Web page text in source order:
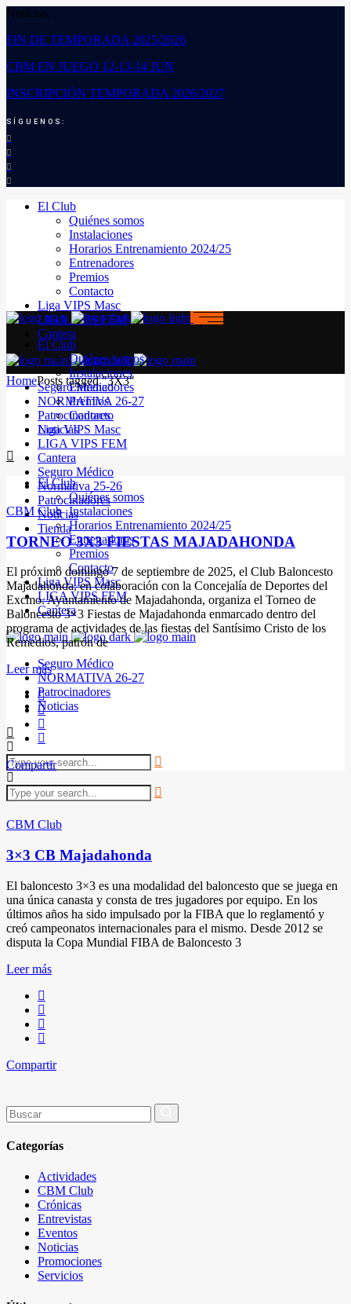
Noticias:
FIN DE TEMPORADA 2025/2026
CBM EN JUEGO 12-13-14 JUN
INSCRIPCIÓN TEMPORADA 2026/2027
SÍGUENOS:
El Club
Quiénes somos
Instalaciones
Horarios Entrenamiento 2024/25
Entrenadores
Premios
Contacto
Liga VIPS Masc
LIGA VIPS FEM
Cantera
Seguro Médico
NORMATIVA 26-27
Patrocinadores
Noticias
El Club
Quiénes somos
Instalaciones
Horarios Entrenamiento 2024/25
Entrenadores
Premios
Contacto
Liga VIPS Masc
LIGA VIPS FEM
Cantera
Seguro Médico
NORMATIVA 26-27
Patrocinadores
Noticias
El Club
Quiénes somos
Instalaciones
Entrenadores
Premios
Contacto
Liga VIPS Masc
LIGA VIPS FEM
Cantera
Seguro Médico
Normativa 25-26
Patrocinadores
Noticias
Tienda
HomePosts tagged "3X3"
CBM Club
TORNEO 3X3 FIESTAS MAJADAHONDA
El próximo domingo 7 de septiembre de 2025, el Club Baloncesto
Majadahonda, en colaboración con la Concejalía de Deportes del
Excmo. Ayuntamiento de Majadahonda, organiza el Torneo de
Baloncesto 3×3 Fiestas de Majadahonda enmarcado dentro del
programa de actividades de las fiestas del Santísimo Cristo de los
Remedios, patrón de
Leer más
Compartir
CBM Club
3×3 CB Majadahonda
El baloncesto 3×3 es una modalidad del baloncesto que se juega en
una única canasta y consta de tres jugadores por equipo.​ En los
últimos años ha sido impulsado por la FIBA que lo reglamentó y
creó campeonatos internacionales para el mismo.​ Desde 2012 se
disputa la Copa Mundial FIBA de Baloncesto 3
Leer más
Compartir
Buscar
por:
Categorías
Actividades
CBM Club
Crónicas
Entrevistas
Eventos
Noticias
Promociones
Servicios